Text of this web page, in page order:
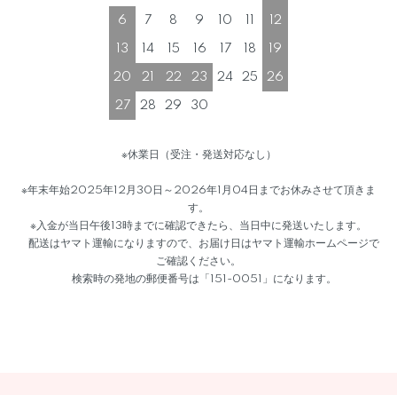
6 7 8 9 10 12
13 14 15 16 17 18 19
20 21 22 23 24 25 26
27 28 29 30
※休業日（受注・発送対応なし）
※年末年始2025年12月30日～2026年1月04日までお休みさせて頂きま
す。
※入金が当日午後13時までに確認できたら、当日中に発送いたします。
配送はヤマト運輸になりますので、お届け日はヤマト運輸ホームページで
ご確認ください。
検索時の発地の郵便番号は「151-0051」になります。